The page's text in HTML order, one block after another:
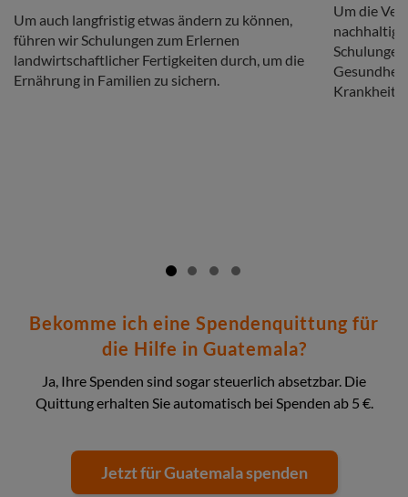
Um auch langfristig etwas ändern zu können,
führen wir Schulungen zum Erlernen
landwirtschaftlicher Fertigkeiten durch, um die
Ernährung in Familien zu sichern.
Um die
nachhaltig
Bekomme ich eine Spendenquittung für
die Hilfe in Guatemala?
Ja, Ihre Spenden sind sogar steuerlich absetzbar. Die
Quittung erhalten Sie automatisch bei Spenden ab 5 €.
Jetzt für Guatemala spenden